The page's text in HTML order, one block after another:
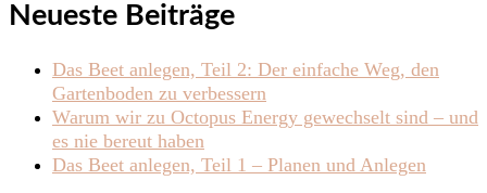
Neueste Beiträge
Das Beet anlegen, Teil 2: Der einfache Weg, den
Gartenboden zu verbessern
Warum wir zu Octopus Energy gewechselt sind – und
es nie bereut haben
Das Beet anlegen, Teil 1 – Planen und Anlegen